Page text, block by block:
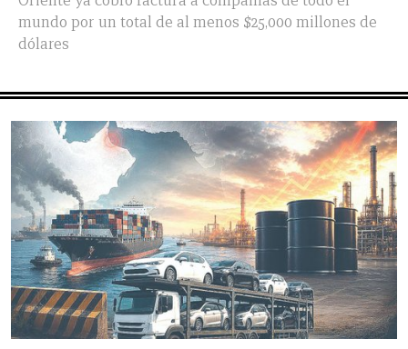
mundo por un total de al menos $25,000 millones de
dólares